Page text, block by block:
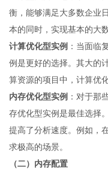
衡，能够满足大多数企业
本的同时，实现基本的大
计算优化型实例 ：当面临
例是更好的选择。其大的
算资源的项目中，计算优
内存优化型实例 ：对于那
存优化型实例是最佳选择
提高了分析速度。例如，
求极高的场景。
（二）内存配置